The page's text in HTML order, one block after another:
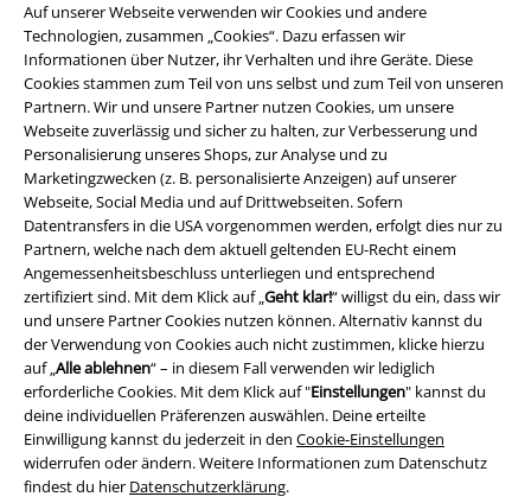
Auf unserer Webseite verwenden wir Cookies und andere
Technologien, zusammen „Cookies“. Dazu erfassen wir
Informationen über Nutzer, ihr Verhalten und ihre Geräte. Diese
Cookies stammen zum Teil von uns selbst und zum Teil von unseren
Partnern. Wir und unsere Partner nutzen Cookies, um unsere
Webseite zuverlässig und sicher zu halten, zur Verbesserung und
Personalisierung unseres Shops, zur Analyse und zu
Marketingzwecken (z. B. personalisierte Anzeigen) auf unserer
Webseite, Social Media und auf Drittwebseiten. Sofern
Datentransfers in die USA vorgenommen werden, erfolgt dies nur zu
Partnern, welche nach dem aktuell geltenden EU-Recht einem
Angemessenheitsbeschluss unterliegen und entsprechend
zertifiziert sind. Mit dem Klick auf „Geht klar!“ willigst du ein, dass wir
und unsere Partner Cookies nutzen können. Alternativ kannst du
der Verwendung von Cookies auch nicht zustimmen, klicke hierzu
auf „Alle ablehnen“ – in diesem Fall verwenden wir lediglich
erforderliche Cookies. Mit dem Klick auf "Einstellungen" kannst du
deine individuellen Präferenzen auswählen. Deine erteilte
Einwilligung kannst du jederzeit in den Cookie-Einstellungen
widerrufen oder ändern. Weitere Informationen zum Datenschutz
findest du hier Datenschutzerklärung.
Rechtliches
AGB
Impressum
Datenschutz
Entsorgung und Umweltschutz
Konformitätserklärung
Information zur Barrierefreiheit
Cookie-Einstellungen
Vertrag widerrufen